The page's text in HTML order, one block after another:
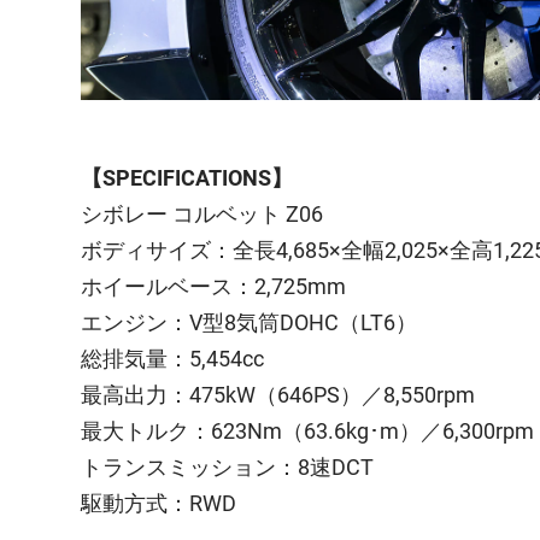
【SPECIFICATIONS】
シボレー コルベット Z06
ボディサイズ：全長4,685×全幅2,025×全高
ホイールベース：2,725mm
エンジン：V型8気筒DOHC（LT6）
総排気量：5,454cc
最高出力：475kW（646PS）／8,550rpm
最大トルク：623Nm（63.6kg･m）／6,300rpm
トランスミッション：8速DCT
駆動方式：RWD